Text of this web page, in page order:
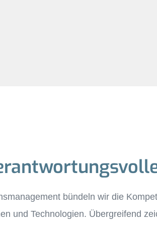
bündeln wir die
und Technologien. Übergreifend